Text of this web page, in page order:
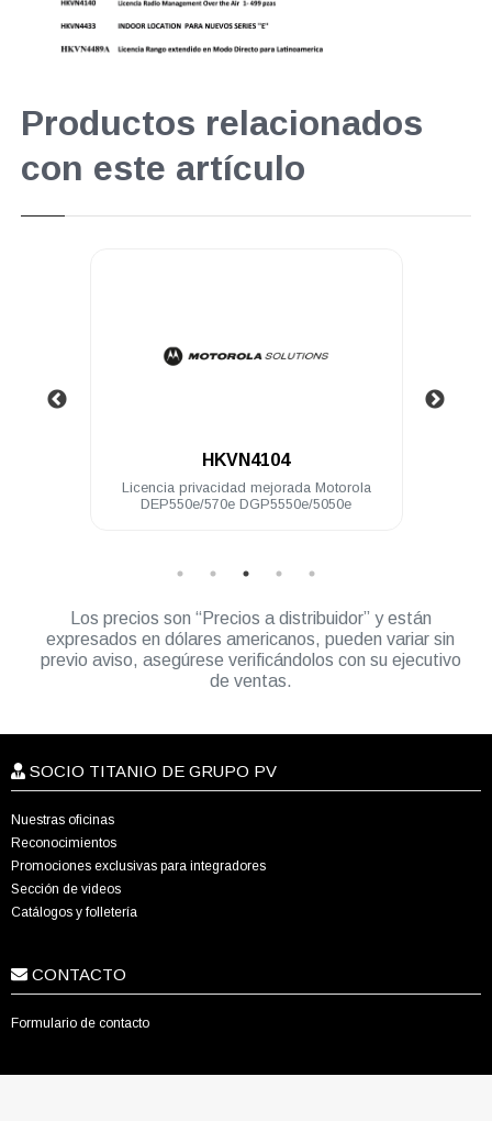
Productos relacionados
con este artículo
Licencia privacidad mejorada Motorola
DEP550e/570e DGP5550e/5050e
Licencia
DEP500 DGP8000/
Los precios son “Precios a distribuidor” y están
expresados en dólares americanos, pueden variar sin
previo aviso, asegúrese verificándolos con su ejecutivo
de ventas.
SOCIO TITANIO DE GRUPO PV
Nuestras oficinas
Reconocimientos
Promociones exclusivas para integradores
Sección de videos
Catálogos y folletería
CONTACTO
Formulario de contacto